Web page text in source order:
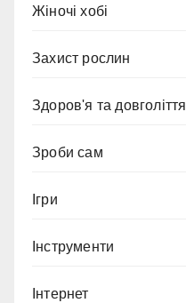
Жіночі хобі
Захист рослин
Здоров'я та довголіття
Зроби сам
Ігри
Інструменти
Інтернет